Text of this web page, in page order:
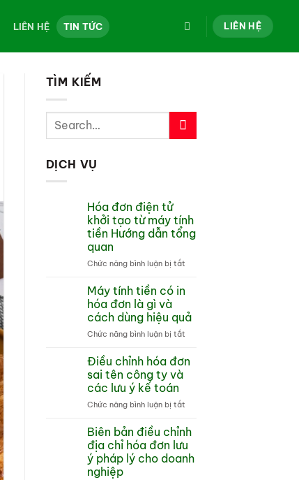
LIÊN HỆ TIN TỨC LIÊN HỆ
TÌM KIẾM
DỊCH VỤ
Hóa đơn điện tử
khởi tạo từ máy tính
tiền Hướng dẫn tổng
quan
Chức năng bình luận bị tắtở
tử
khởi
tạo
máy
dẫn
quan
Máy tính tiền có in
hóa đơn là gì và
cách dùng hiệu quả
Chức năng bình luận bị tắtở
tính
hóa
là
và
cách
Điều chỉnh hóa đơn
sai tên công ty và
các lưu ý kế toán
Chức năng bình luận bị tắtở
chỉnh
đơn
sai
Biên bản điều chỉnh
địa chỉ hóa đơn lưu
ý pháp lý cho doanh
nghiệp